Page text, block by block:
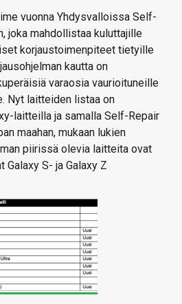
vuonna Yhdysvalloissa Self-
joka mahdollistaa kuluttajille
korjaustoimenpiteet tietyille
kautta on
varaosia vaurioituneille
Nyt laitteiden listaa on
laitteilla ja samalla Self-Repair
maahan, mukaan lukien
piirissä olevia laitteita ovat
S- ja Galaxy Z